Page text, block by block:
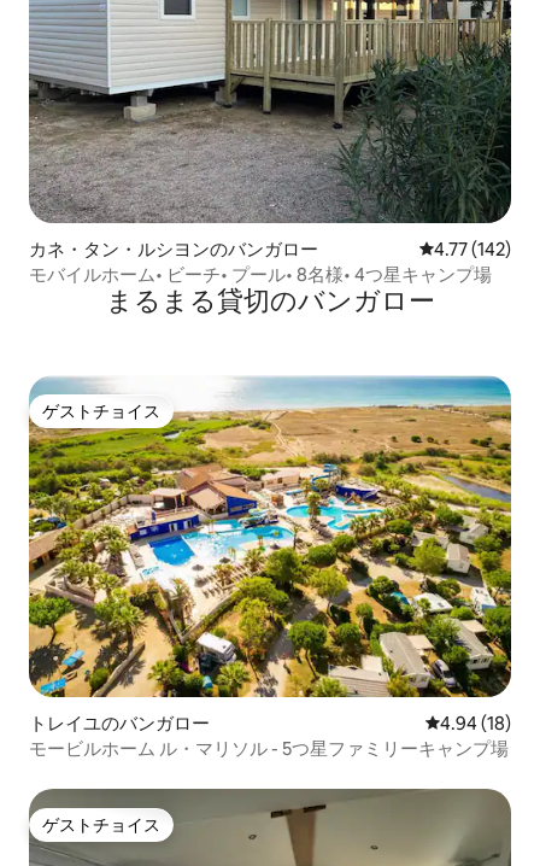
カネ・タン・ルシヨンのバンガロー レビュー142
4.77 (142)
モバイルホーム• ビーチ• プール• 8名様• 4つ星キャンプ場
まるまる貸切のバンガロー
ゲストチョイス
ゲストチョイス
トレイユのバンガロー レビュー18
4.94 (18)
モービルホーム ル・マリソル - 5つ星ファミリーキャンプ場
ゲストチョイス
ゲストチョイス